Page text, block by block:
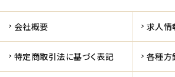
会社概要 求人情
特定商取引法に基づく表記 各種方